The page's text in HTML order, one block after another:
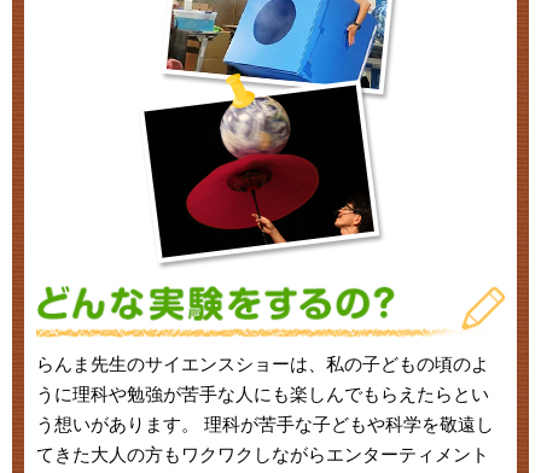
らんま先生のサイエンスショーは、私の子どもの頃のよ
うに理科や勉強が苦手な人にも楽しんでもらえたらとい
う想いがあります。 理科が苦手な子どもや科学を敬遠し
てきた大人の方もワクワクしながらエンターティメント